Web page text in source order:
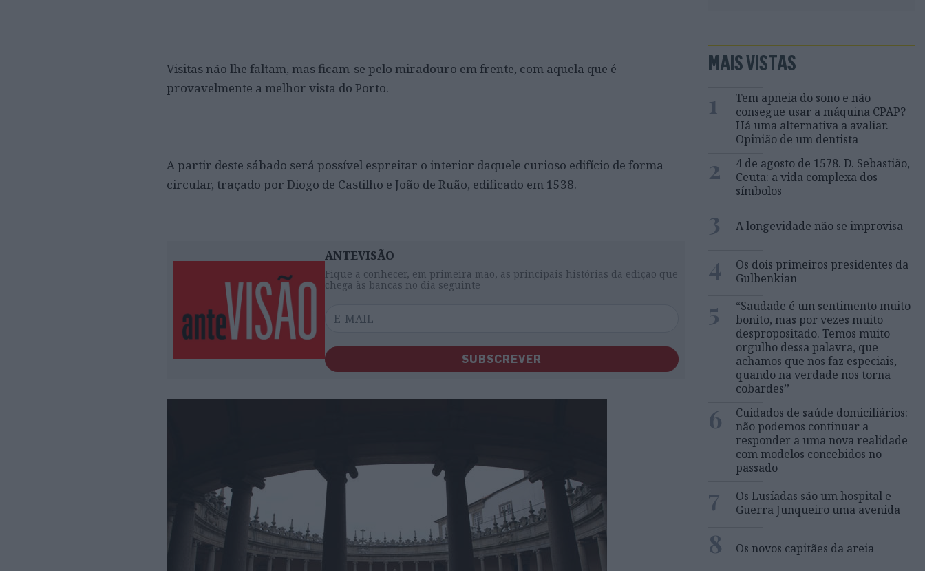
Visitas não lhe faltam, mas ficam-se pelo miradouro em frente, com aquela que é
provavelmente a melhor vista do Porto.
A partir deste sábado será possível espreitar o interior daquele curioso edifício de forma
circular, traçado por Diogo de Castilho e João de Ruão, edificado em 1538.
ANTEVISÃO
Fique a conhecer, em primeira mão, as principais histórias da edição que
chega às bancas no dia seguinte
SUBSCREVER
MAIS VISTAS
1
Tem apneia do sono e não
consegue usar a máquina CPAP?
Há uma alternativa a avaliar.
Opinião de um dentista
2
4 de agosto de 1578. D. Sebastião,
Ceuta: a vida complexa dos
símbolos
3 A longevidade não se improvisa
4
Os dois primeiros presidentes da
Gulbenkian
5
“Saudade é um sentimento muito
bonito, mas por vezes muito
despropositado. Temos muito
orgulho dessa palavra, que
achamos que nos faz especiais,
quando na verdade nos torna
cobardes’’
6
Cuidados de saúde domiciliários:
não podemos continuar a
responder a uma nova realidade
com modelos concebidos no
passado
7
Os Lusíadas são um hospital e
Guerra Junqueiro uma avenida
8 Os novos capitães da areia